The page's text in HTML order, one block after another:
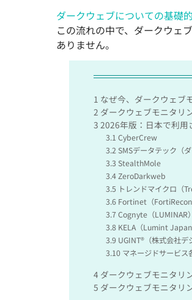
ダークウェブについての基礎
この流れの中で、ダークウェ
ありません。
1 なぜ今、ダークウェブ
2 ダークウェブモニタリ
3 2026年版：日本で利用
3.1 CyberCrew
3.2 SMSデータテック（
3.3 StealthMole
3.4ZeroDarkweb
3.5 トレンドマイクロ（
3.6 Fortinet（FortiRecon
3.7Cognyte（LUMINAR）
3.8 KELA（Lumint Japan
3.9 UGINT®（株式会社デ
3.10 マネージドサービス
4 ダークウェブモニタリ
5 ダークウェブモニタリ